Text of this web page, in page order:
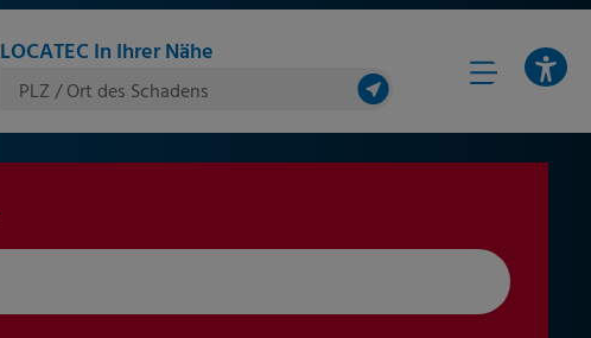
LOCATEC In Ihrer Nähe
PLZ / Ort des Schadens